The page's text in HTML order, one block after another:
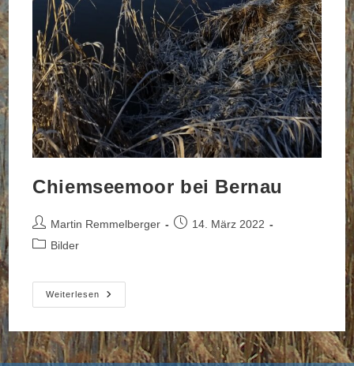
Chiemseemoor bei Bernau
Beitrags-
Autor:
Martin Remmelberger
Beitrag14. März 2022
Beitrags-
Bilder
Weiterlesen
Chiemseemoor
Bei